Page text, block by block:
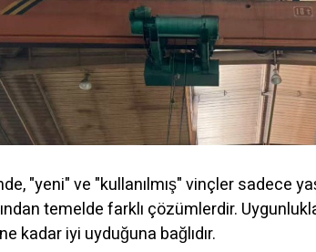
"yeni" ve "kullanılmış" vinçler sadece
temelde farklı çözümlerdir.
kadar iyi uyduğuna bağlıdır.